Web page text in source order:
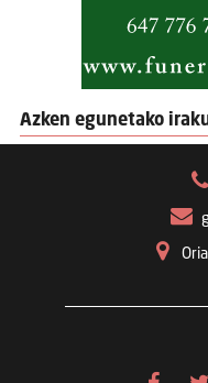
Azken egunetako